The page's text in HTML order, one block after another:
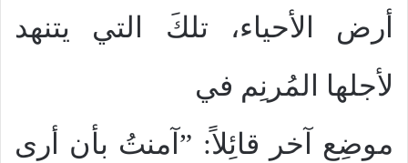
أرض الأحياء، تلكَ التي يتنهد
لأجلها المُرنِم في
موضِع آخر قائِلاً: ”آمنتُ بأن أرى